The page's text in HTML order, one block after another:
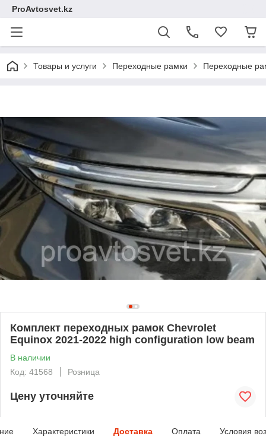
ProAvtosvet.kz
Товары и услуги Переходные рамки Переходные
Комплект переходных рамок Chevrolet
Equinox 2021-2022 high configuration low beam
В наличии
Код: 41568
Розница
Цену уточняйте
Характеристики Доставка Оплата Условия